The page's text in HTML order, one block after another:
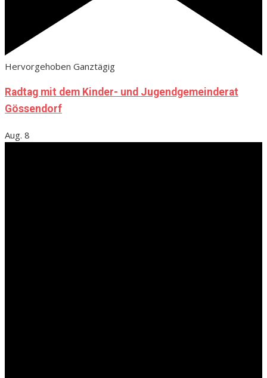
Hervorgehoben Ganztägig
Radtag mit dem Kinder- und Jugendgemeinderat
Gössendorf
Aug. 8